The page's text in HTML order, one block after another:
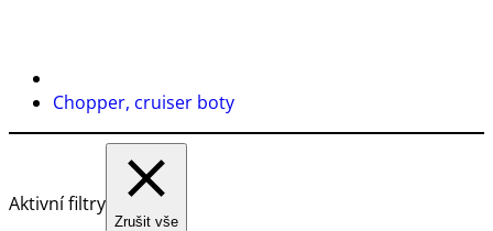
Chopper, cruiser boty
Aktivní filtry
Zrušit vše